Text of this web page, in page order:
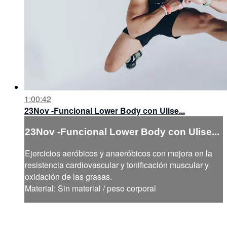
1:00:42
23Nov -Funcional Lower Body con Ulise...
23Nov -Funcional Lower Body con Ulise...
Ejercicios aeróbicos y anaeróbicos con mejora en la
resistencia cardiovascular y tonificación muscular y
oxidación de las grasas.
Material: Sin material / peso corporal